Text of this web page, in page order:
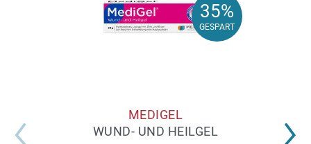
35%
GESPART
35%
GESPART
MEDIGEL
WUND- UND HEILGEL